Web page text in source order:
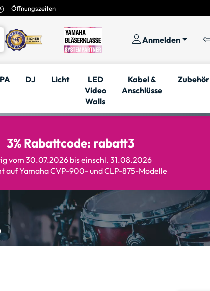
Öffnungszeiten
Anmelden
PA DJ Licht
LED
Video
Walls
Kabel &
Anschlüsse
Zubehör
3% Rabattcode: rabatt3
vom 30.07.2026 bis einschl. 31.08.2026
auf Yamaha CVP-900- und CLP-875-Modelle